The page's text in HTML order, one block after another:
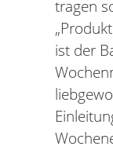
tragen
ist der